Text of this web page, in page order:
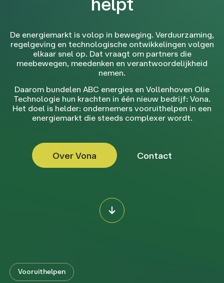
De energiemarkt is volop in beweging. Verduurzaming,
regelgeving en technologische ontwikkelingen volgen
elkaar snel op. Dat vraagt om partners die
meebewegen, meedenken en verantwoordelijkheid
nemen.
Daarom bundelen ABC energies en Vollenhoven Olie
Technologie hun krachten in één nieuw bedrijf: Vona.
Het doel is helder: ondernemers vooruithelpen in een
energiemarkt die steeds complexer wordt.
Over Vona Contact
Vooruithelpen